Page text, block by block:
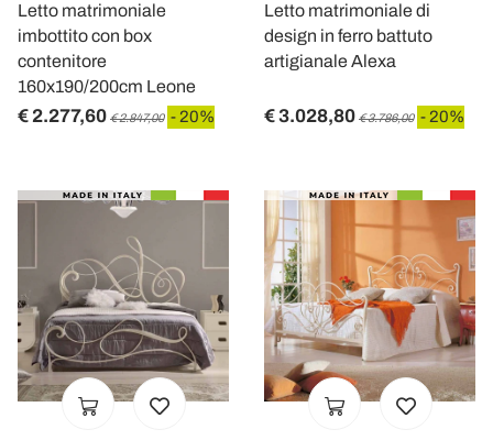
Letto matrimoniale
imbottito con box
contenitore
160x190/200cm Leone
€ 2.277,60 € 2.847,00 - 20%
Letto matrimoniale di
design in ferro battuto
artigianale Alexa
€ 3.028,80 € 3.786,00 - 20%